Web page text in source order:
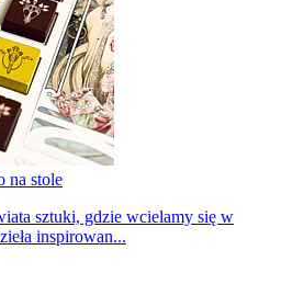
na stole
sztuki, gdzie wcielamy się w
inspirowan...